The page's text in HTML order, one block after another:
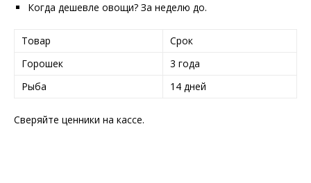
Когда дешевле овощи? За неделю до.
Товар
Срок
Горошек
3 года
Рыба
14 дней
Сверяйте ценники на кассе.